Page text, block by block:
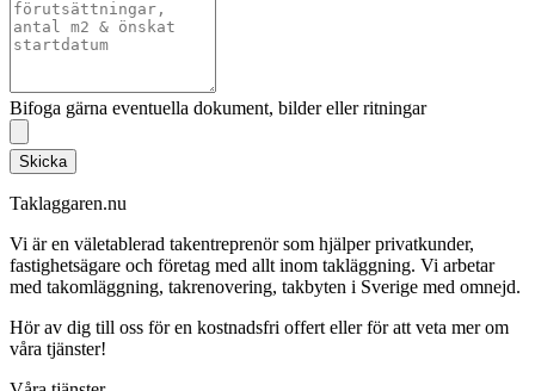
Bifoga gärna eventuella dokument, bilder eller ritningar
Skicka
Taklaggaren.nu
Vi är en väletablerad takentreprenör som hjälper privatkunder,
fastighetsägare och företag med allt inom takläggning. Vi arbetar
med takomläggning, takrenovering, takbyten i Sverige med omnejd.
Hör av dig till oss för en kostnadsfri offert eller för att veta mer om
våra tjänster!